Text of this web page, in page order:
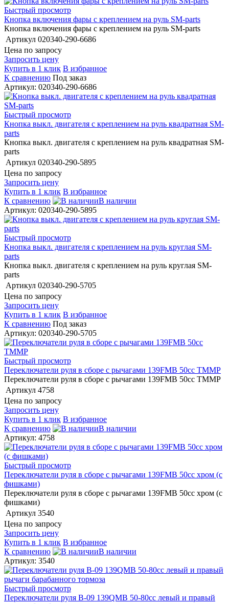
Быстрый просмотр
Кнопка включения фары с креплением на руль SM-parts
Кнопка включения фары с креплением на руль SM-parts
Артикул 020340-290-6686
Цена по запросу
Запросить цену
Купить в 1 клик В избранное
К сравнению Под заказ
Артикул: 020340-290-6686
Быстрый просмотр
Кнопка выкл. двигателя с креплением на руль квадратная SM-
parts
Кнопка выкл. двигателя с креплением на руль квадратная SM-
parts
Артикул 020340-290-5895
Цена по запросу
Запросить цену
Купить в 1 клик В избранное
К сравнению
В наличии
Артикул: 020340-290-5895
Быстрый просмотр
Кнопка выкл. двигателя с креплением на руль круглая SM-
parts
Кнопка выкл. двигателя с креплением на руль круглая SM-
parts
Артикул 020340-290-5705
Цена по запросу
Запросить цену
Купить в 1 клик В избранное
К сравнению Под заказ
Артикул: 020340-290-5705
Быстрый просмотр
Переключатели руля в сборе с рычагами 139FMB 50сс ТММР
Переключатели руля в сборе с рычагами 139FMB 50сс ТММР
Артикул 4758
Цена по запросу
Запросить цену
Купить в 1 клик В избранное
К сравнению
В наличии
Артикул: 4758
Быстрый просмотр
Переключатели руля в сборе с рычагами 139FMB 50сс хром (с
фишками)
Переключатели руля в сборе с рычагами 139FMB 50сс хром (с
фишками)
Артикул 3540
Цена по запросу
Запросить цену
Купить в 1 клик В избранное
К сравнению
В наличии
Артикул: 3540
Быстрый просмотр
Переключатели руля В-09 139QMB 50-80сс левый и правый